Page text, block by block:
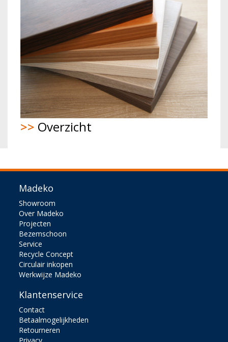
>> Overzicht
Madeko
Showroom
Over Madeko
Projecten
Bezemschoon
Service
Recycle Concept
Circulair inkopen
Werkwijze Madeko
Klantenservice
Contact
Betaalmogelijkheden
Retourneren
Privacy